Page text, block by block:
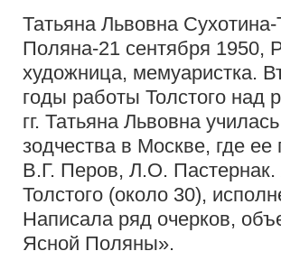
Татьяна Львовна
Поляна-21 сентября 1950,
художница, мемуаристка.
годы работы Толстого
гг. Татьяна Львовна
зодчества в Москве, где
В.Г. Перов, Л.О. Пастернак.
Толстого (около 30),
Написала ряд очерков,
Ясной Поляны».